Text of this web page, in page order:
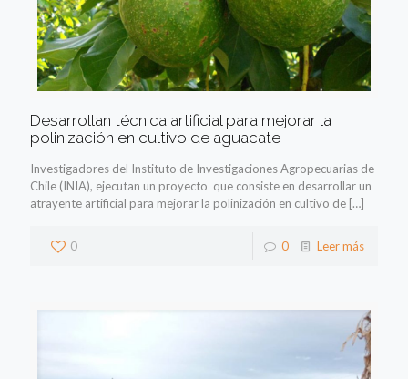
Desarrollan técnica artificial para mejorar la
polinización en cultivo de aguacate
Investigadores del Instituto de Investigaciones Agropecuarias de
Chile (INIA), ejecutan un proyecto que consiste en desarrollar un
atrayente artificial para mejorar la polinización en cultivo de […]
0 0 Leer más